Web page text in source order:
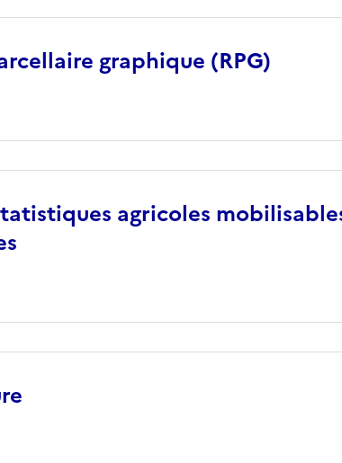
graphique (RPG)
agricoles